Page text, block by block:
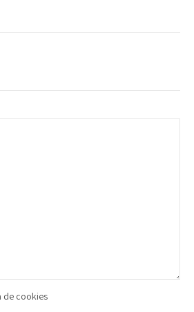
de cookies